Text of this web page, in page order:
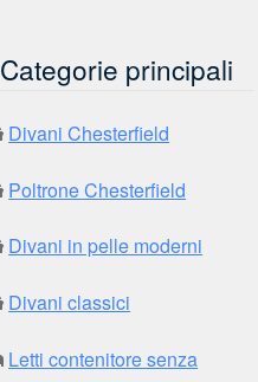
Categorie principali
Divani Chesterfield
Poltrone Chesterfield
Divani in pelle moderni
Divani classici
Letti contenitore senza